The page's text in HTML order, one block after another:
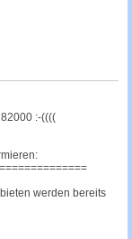
:-((((
werden bereits